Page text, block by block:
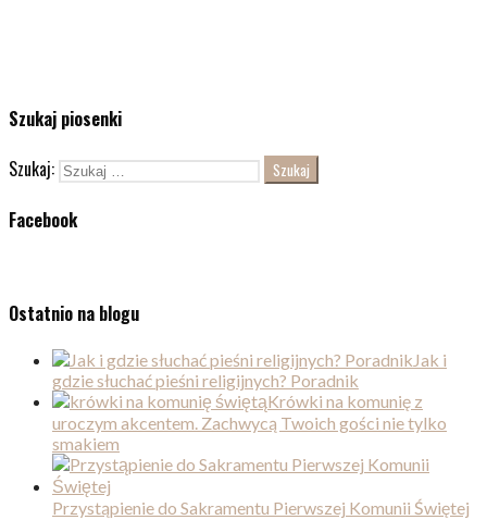
Szukaj piosenki
Szukaj:
Facebook
Ostatnio na blogu
Jak i
gdzie słuchać pieśni religijnych? Poradnik
Krówki na komunię z
uroczym akcentem. Zachwycą Twoich gości nie tylko
smakiem
Przystąpienie do Sakramentu Pierwszej Komunii Świętej